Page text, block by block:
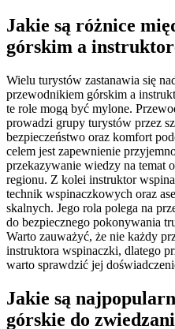
Jakie są różnice
górskim a
Wielu turystów zastanawia się
przewodnikiem górskim a
te role mogą być mylone.
prowadzi grupy turystów przez
bezpieczeństwo oraz komfort
celem jest zapewnienie
przekazywanie wiedzy na temat
regionu. Z kolei instruktor
technik wspinaczkowych oraz
skalnych. Jego rola polega na
do bezpiecznego pokonywania
Warto zauważyć, że nie każdy
instruktora wspinaczki, dlatego
warto sprawdzić jej
Jakie są
górskie do